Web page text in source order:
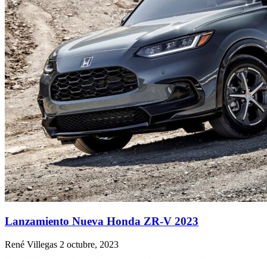
Lanzamiento Nueva Honda ZR-V 2023
René Villegas 2 octubre, 2023